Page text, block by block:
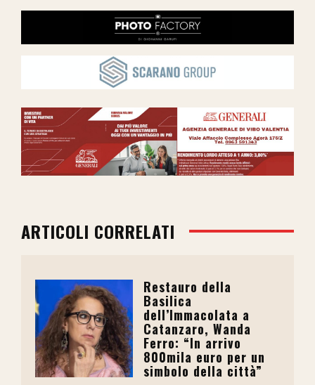
ARTICOLI CORRELATI
Restauro della
Basilica
dell’Immacolata a
Catanzaro, Wanda
Ferro: “In arrivo
800mila euro per un
simbolo della città”